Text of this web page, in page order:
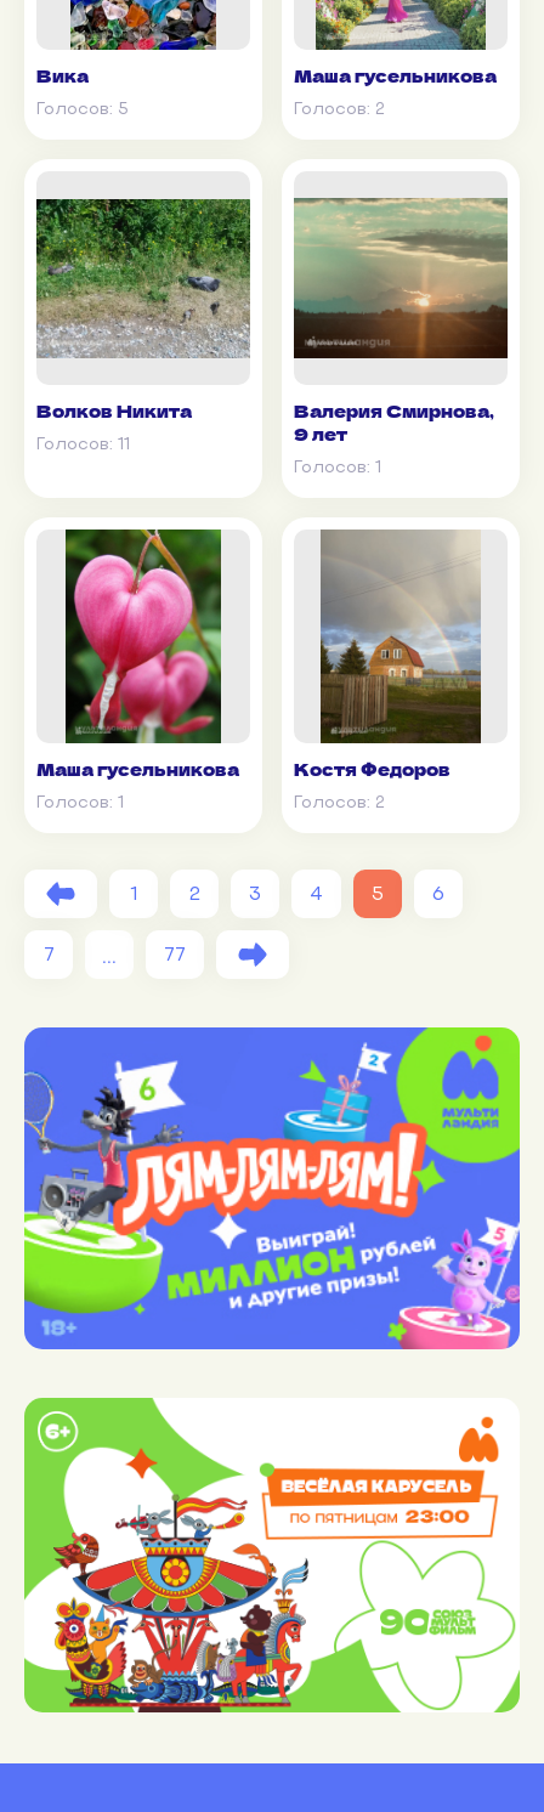
Вика
Голосов: 5
Маша гусельникова
Голосов: 2
Волков Никита
Голосов: 11
Валерия Смирнова,
9 лет
Голосов: 1
Маша гусельникова
Голосов: 1
Костя Федоров
Голосов: 2
1 2 3 4 5 6
7 ... 77